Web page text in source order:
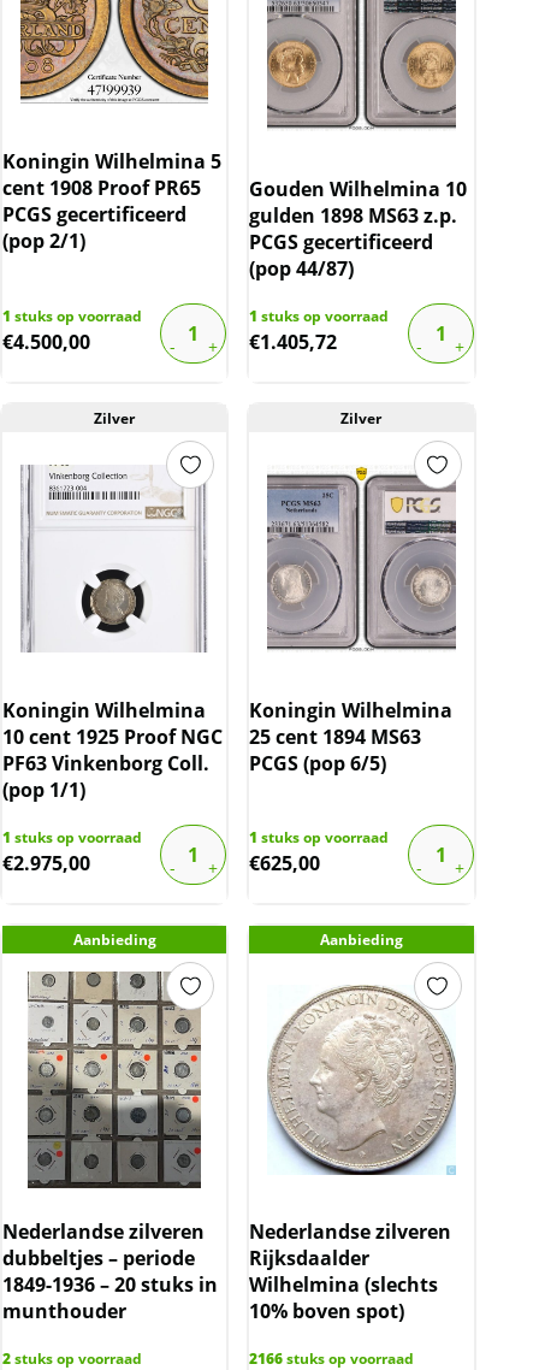
Koningin Wilhelmina 5
cent 1908 Proof PR65
PCGS gecertificeerd
(pop 2/1)
1 stuks op voorraad
€4.500,00
Gouden Wilhelmina 10
gulden 1898 MS63 z.p.
PCGS gecertificeerd
(pop 44/87)
1 stuks op voorraad
€1.405,72
Zilver
Koningin Wilhelmina
10 cent 1925 Proof NGC
PF63 Vinkenborg Coll.
(pop 1/1)
1 stuks op voorraad
€2.975,00
Zilver
Koningin Wilhelmina
25 cent 1894 MS63
PCGS (pop 6/5)
1 stuks op voorraad
€625,00
Aanbieding
Nederlandse zilveren
dubbeltjes – periode
1849-1936 – 20 stuks in
munthouder
2stuks op voorraad
Aanbieding
Nederlandse zilveren
Rijksdaalder
Wilhelmina (slechts
10% boven spot)
2166stuks op voorraad